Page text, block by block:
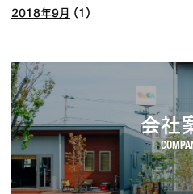
2018年9月 (1)
会社